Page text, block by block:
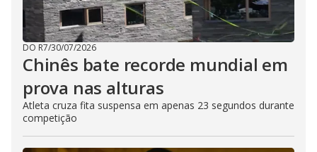
DO R7/30/07/2026
Chinês bate recorde mundial em
prova nas alturas
Atleta cruza fita suspensa em apenas 23 segundos durante
competição